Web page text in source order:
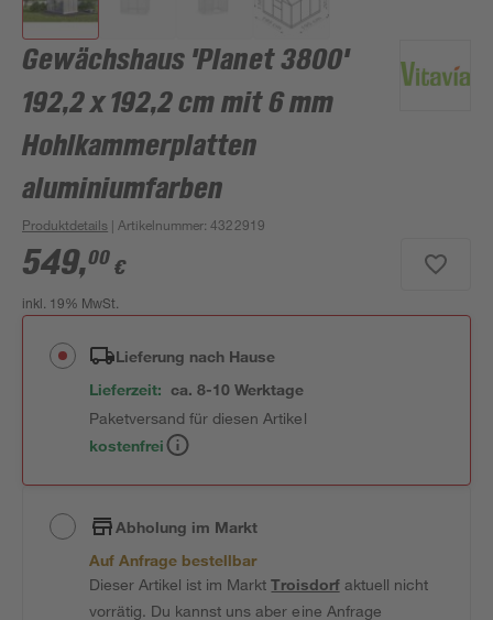
Gewächshaus 'Planet 3800'
192,2 x 192,2 cm mit 6 mm
Hohlkammerplatten
aluminiumfarben
Produktdetails | Artikelnummer:4322919
549,00 €
inkl. 19% MwSt.
Lieferung nach Hause
Lieferzeit: ca. 8-10 Werktage
Paketversand für diesen Artikel
kostenfrei
Abholung im Markt
Auf Anfrage bestellbar
Dieser Artikel ist im MarktTroisdorfaktuell nicht
vorrätig. Du kannst uns aber eine Anfrage